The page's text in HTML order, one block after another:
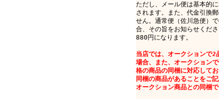
ただし、メール便は基本的
されます。また、代金引換
せん。通常便（佐川急便）
合、その旨をお知らせくだ
880円になります。
当店では、オークションで2
場合、また、オークション
格の商品の同梱に対応して
同梱の商品があることをご
オークション商品との同梱